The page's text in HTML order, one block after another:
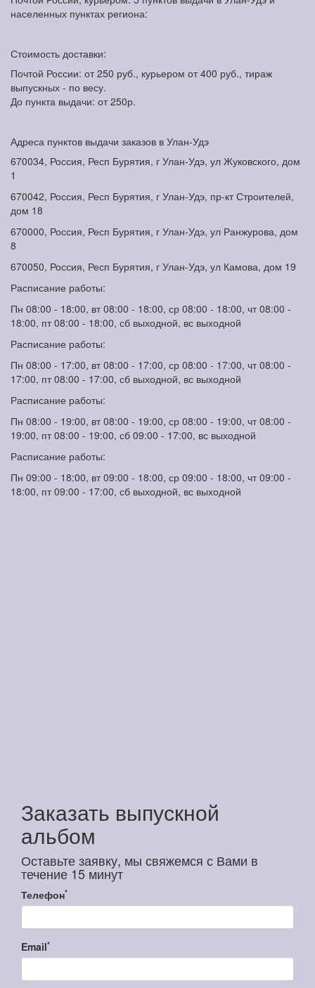
населенных пунктах региона:
Стоимость доставки:
Почтой России: от 250 руб., курьером от 400 руб., тираж
выпускных - по весу.
До пункта выдачи: от 250р.
Адреса пунктов выдачи заказов в Улан-Удэ
670034, Россия, Респ Бурятия, г Улан-Удэ, ул Жуковского, дом
1
670042, Россия, Респ Бурятия, г Улан-Удэ, пр-кт Строителей,
дом 18
670000, Россия, Респ Бурятия, г Улан-Удэ, ул Ранжурова, дом
8
670050, Россия, Респ Бурятия, г Улан-Удэ, ул Камова, дом 19
Расписание работы:
Пн 08:00 - 18:00, вт 08:00 - 18:00, ср 08:00 - 18:00, чт 08:00 -
18:00, пт 08:00 - 18:00, сб выходной, вс выходной
Расписание работы:
Пн 08:00 - 17:00, вт 08:00 - 17:00, ср 08:00 - 17:00, чт 08:00 -
17:00, пт 08:00 - 17:00, сб выходной, вс выходной
Расписание работы:
Пн 08:00 - 19:00, вт 08:00 - 19:00, ср 08:00 - 19:00, чт 08:00 -
19:00, пт 08:00 - 19:00, сб 09:00 - 17:00, вс выходной
Расписание работы:
Пн 09:00 - 18:00, вт 09:00 - 18:00, ср 09:00 - 18:00, чт 09:00 -
18:00, пт 09:00 - 17:00, сб выходной, вс выходной
Заказать выпускной
альбом
Оставьте заявку, мы свяжемся с Вами в
течение 15 минут
Телефон*
Email*